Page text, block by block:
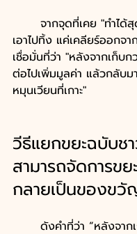
เอาไปทิ้ง แค่เคลียร์ออกจา
เชื่อมั่นที่ว่า "หลังจากเก็บก
ต่อไปเพิ่มมูลค่า แล้วกลับม
หมุนเวียนที่เกาะ"
วีธีแยกขยะฉบับชา
สามารถจัดการขย
กลายเป็นของขวั